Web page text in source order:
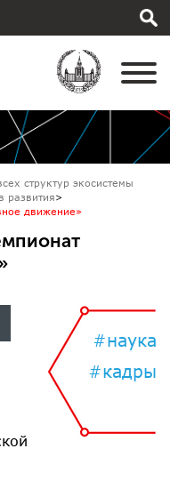
структур экосистемы
развития
движение»
#наука
#кадры